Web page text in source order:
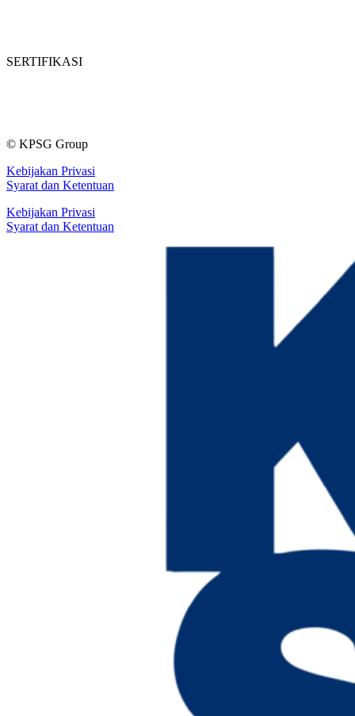
SERTIFIKASI
© KPSG Group
Kebijakan Privasi
Syarat dan Ketentuan
Kebijakan Privasi
Syarat dan Ketentuan